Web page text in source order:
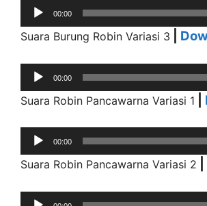
Audio
Player
00:00
Suara Burung Robin Variasi 3
Audio
Player
00:00
Suara Robin Pancawarna Variasi 1
Audio
Player
00:00
Suara Robin Pancawarna Variasi 2
Audio